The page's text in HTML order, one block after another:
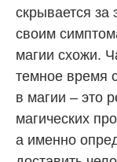
скрывается за
своим
магии схожи.
темное время
в магии – это
магических
а именно